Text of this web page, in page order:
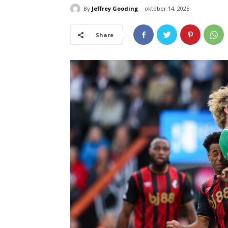
By Jeffrey Gooding október 14, 2025
Share